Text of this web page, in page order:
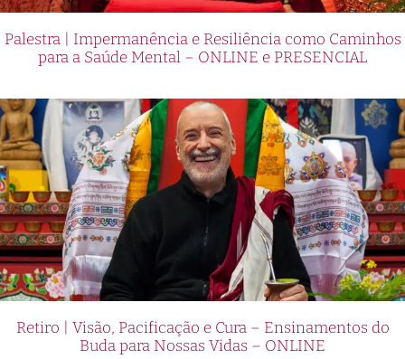
Palestra | Impermanência e Resiliência como Caminhos
para a Saúde Mental – ONLINE e PRESENCIAL
Retiro | Visão, Pacificação e Cura – Ensinamentos do
Buda para Nossas Vidas – ONLINE